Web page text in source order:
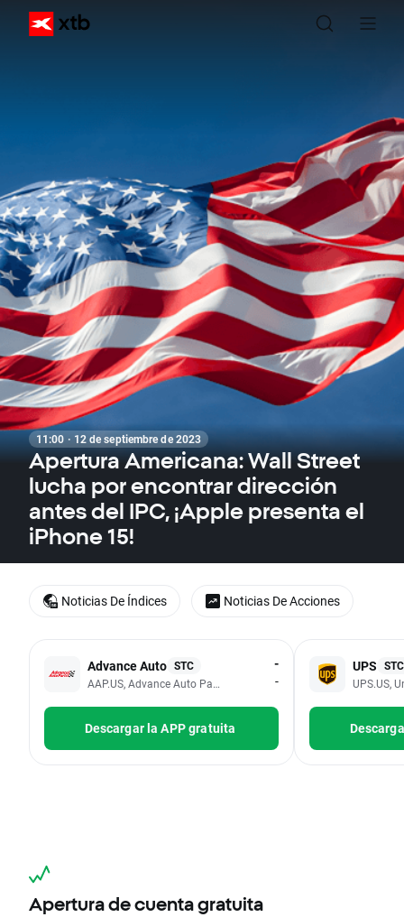
11:00 · 12 de septiembre de 2023
Apertura Americana: Wall Street
lucha por encontrar dirección
antes del IPC, ¡Apple presenta el
iPhone 15!
Advance Auto STC
AAP.US, Advance Auto Parts Inc
-
-
Descargar la APP gratuita
UPS STC
UPS.US,
Apertura de cuenta gratuita
Noticias De Índices Noticias De Acciones